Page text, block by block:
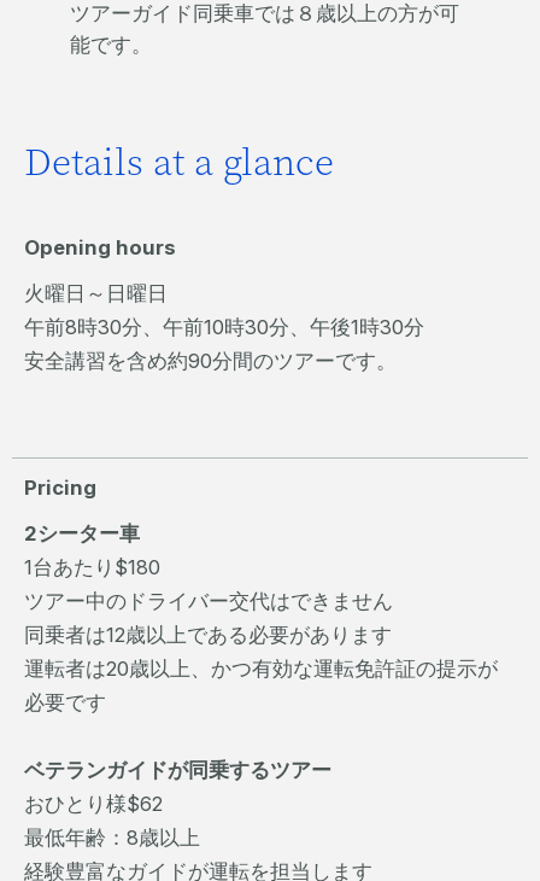
ツアーガイド同乗車では８歳以上の方が可
能です。
Details at a glance
Opening hours
火曜日～日曜日
午前8時30分、午前10時30分、午後1時30分
安全講習を含め約90分間のツアーです。
Pricing
2シーター車
1台あたり$180
ツアー中のドライバー交代はできません
同乗者は12歳以上である必要があります
運転者は20歳以上、かつ有効な運転免許証の提示が
必要です
ベテランガイドが同乗するツアー
おひとり様$62
最低年齢：8歳以上
経験豊富なガイドが運転を担当します